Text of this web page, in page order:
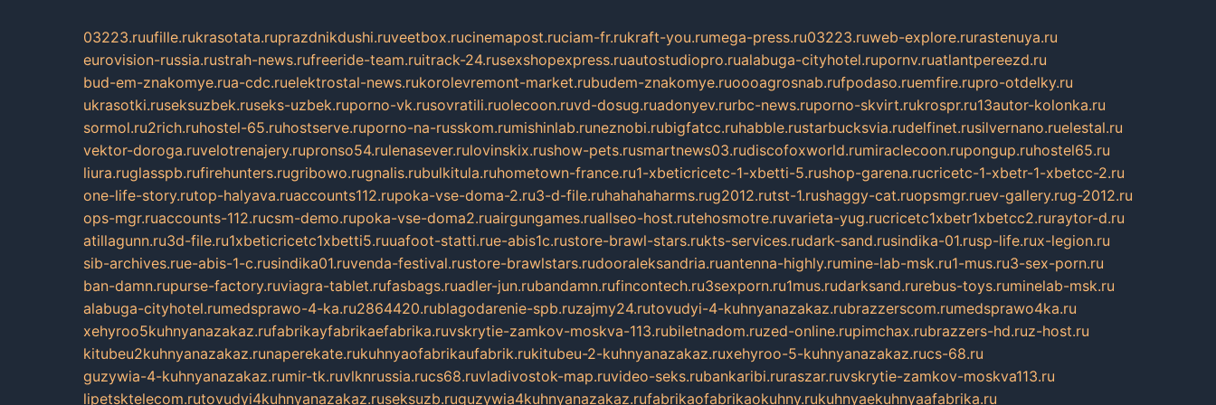
03223.ruufille.rukrasotata.ruprazdnikdushi.ruveetbox.rucinemapost.ruciam-fr.rukraft-you.rumega-press.ru03223.ruweb-explore.rurastenuya.ru
eurovision-russia.rustrah-news.rufreeride-team.ruitrack-24.rusexshopexpress.ruautostudiopro.rualabuga-cityhotel.rupornv.ruatlantpereezd.ru
bud-em-znakomye.rua-cdc.ruelektrostal-news.rukorolevremont-market.rubudem-znakomye.ruoooagrosnab.rufpodaso.ruemfire.rupro-otdelky.ru
ukrasotki.ruseksuzbek.ruseks-uzbek.ruporno-vk.rusovratili.ruolecoon.ruvd-dosug.ruadonyev.rurbc-news.ruporno-skvirt.rukrospr.ru13autor-kolonka.ru
sormol.ru2rich.ruhostel-65.ruhostserve.ruporno-na-russkom.rumishinlab.runeznobi.rubigfatcc.ruhabble.rustarbucksvia.rudelfinet.rusilvernano.ruelestal.ru
vektor-doroga.ruvelotrenajery.rupronso54.rulenasever.rulovinskix.rushow-pets.rusmartnews03.rudiscofoxworld.rumiraclecoon.rupongup.ruhostel65.ru
liura.ruglasspb.rufirehunters.rugribowo.rugnalis.rubulkitula.ruhometown-france.ru1-xbeticricetc-1-xbetti-5.rushop-garena.rucricetc-1-xbetr-1-xbetcc-2.ru
one-life-story.rutop-halyava.ruaccounts112.rupoka-vse-doma-2.ru3-d-file.ruhahahaharms.rug2012.rutst-1.rushaggy-cat.ruopsmgr.ruev-gallery.rug-2012.ru
ops-mgr.ruaccounts-112.rucsm-demo.rupoka-vse-doma2.ruairgungames.ruallseo-host.rutehosmotre.ruvarieta-yug.rucricetc1xbetr1xbetcc2.ruraytor-d.ru
atillagunn.ru3d-file.ru1xbeticricetc1xbetti5.ruuafoot-statti.rue-abis1c.rustore-brawl-stars.rukts-services.rudark-sand.rusindika-01.rusp-life.rux-legion.ru
sib-archives.rue-abis-1-c.rusindika01.ruvenda-festival.rustore-brawlstars.rudooraleksandria.ruantenna-highly.rumine-lab-msk.ru1-mus.ru3-sex-porn.ru
ban-damn.rupurse-factory.ruviagra-tablet.rufasbags.ruadler-jun.rubandamn.rufincontech.ru3sexporn.ru1mus.rudarksand.rurebus-toys.ruminelab-msk.ru
alabuga-cityhotel.rumedsprawo-4-ka.ru2864420.rublagodarenie-spb.ruzajmy24.rutovudyi-4-kuhnyanazakaz.rubrazzerscom.rumedsprawo4ka.ru
xehyroo5kuhnyanazakaz.rufabrikayfabrikaefabrika.ruvskrytie-zamkov-moskva-113.rubiletnadom.ruzed-online.rupimchax.rubrazzers-hd.ruz-host.ru
kitubeu2kuhnyanazakaz.runaperekate.rukuhnyaofabrikaufabrik.rukitubeu-2-kuhnyanazakaz.ruxehyroo-5-kuhnyanazakaz.rucs-68.ru
guzywia-4-kuhnyanazakaz.rumir-tk.ruvlknrussia.rucs68.ruvladivostok-map.ruvideo-seks.rubankaribi.ruraszar.ruvskrytie-zamkov-moskva113.ru
lipetsktelecom.rutovudyi4kuhnyanazakaz.ruseksuzb.ruguzywia4kuhnyanazakaz.rufabrikaofabrikaokuhny.rukuhnyaekuhnyaafabrika.ru